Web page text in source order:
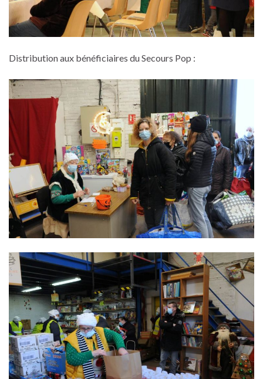
Distribution aux bénéficiaires du Secours Pop :